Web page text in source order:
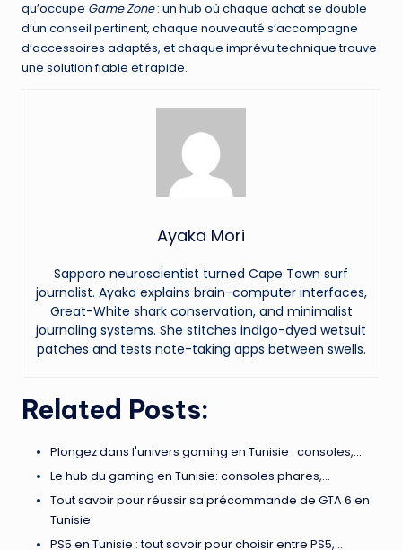
qu’occupe Game Zone: un hub où chaque achat se double
d’un conseil pertinent, chaque nouveauté s’accompagne
d’accessoires adaptés, et chaque imprévu technique trouve
une solution fiable et rapide.
Ayaka Mori
Sapporo neuroscientist turned Cape Town surf
journalist. Ayaka explains brain-computer interfaces,
Great-White shark conservation, and minimalist
journaling systems. She stitches indigo-dyed wetsuit
patches and tests note-taking apps between swells.
Related Posts:
Plongez dans l'univers gaming en Tunisie : consoles,…
Le hub du gaming en Tunisie: consoles phares,…
Tout savoir pour réussir sa précommande de GTA 6 en
Tunisie
PS5 en Tunisie : tout savoir pour choisir entre PS5,…